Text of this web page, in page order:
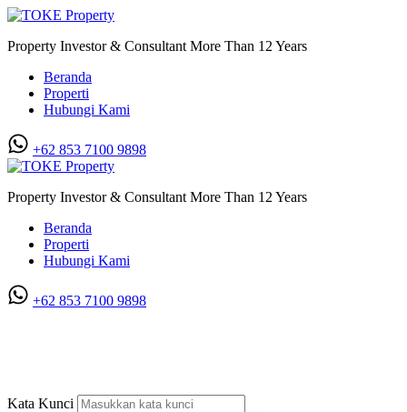
Property Investor & Consultant More Than 12 Years
Beranda
Properti
Hubungi Kami
+62 853 7100 9898‬
Property Investor & Consultant More Than 12 Years
Beranda
Properti
Hubungi Kami
+62 853 7100 9898‬
Kata Kunci